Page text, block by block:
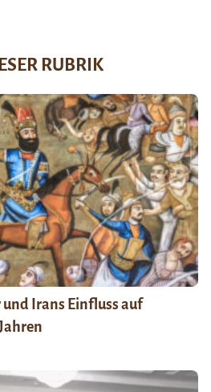
RUBRIK
Irans Einfluss auf